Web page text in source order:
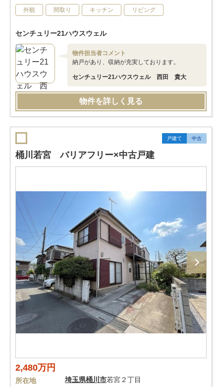
外観 間取り キッチン リビング
センチュリー21ハウスウェル
物件担当者コメント
納戸があり、収納が充実しております。
センチュリー21ハウスウェル 西田 貴大
物件を詳しく見る
戸建て 中古
桶川若宮 バリアフリー×中古戸建
2,480万円
所在地 埼玉県桶川市若宮２丁目